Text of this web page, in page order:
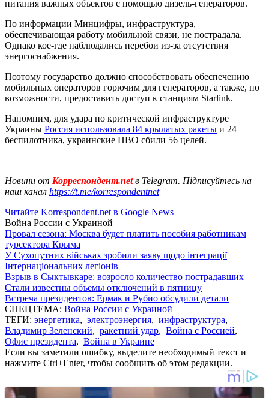
питания важных объектов с помощью дизель-генераторов.
По информации Минцифры, инфраструктура,
обеспечивающая работу мобильной связи, не пострадала.
Однако кое-где наблюдались перебои из-за отсутствия
энергоснабжения.
Поэтому государство должно способствовать обеспечению
мобильных операторов горючим для генераторов, а также, по
возможности, предоставить доступ к станциям Starlink.
Напомним, для удара по критической инфраструктуре
Украины Россия использовала 84 крылатых ракеты и 24
беспилотника, украинские ПВО сбили 56 целей.
Новини от Корреспондент.netв Telegram. Підписуйтесь на
наш канал https://t.me/korrespondentnet
Читайте Korrespondent.net в Google News
Война России с Украиной
Провал сезона: Москва будет платить пособия работникам
турсектора Крыма
У Сухопутних військах зробили заяву щодо інтеграції
Інтернаціональних легіонів
Взрыв в Сыктывкаре: возросло количество пострадавших
Стали известны объемы отключений в пятницу
Встреча президентов: Ермак и Рубио обсудили детали
СПЕЦТЕМА: Война России с Украиной
ТЕГИ: энергетика, электроэнергия, инфраструктура,
Владимир Зеленский, ракетний удар, Война с Россией,
Офис президента, Война в Украине
Если вы заметили ошибку, выделите необходимый текст и
нажмите Ctrl+Enter, чтобы сообщить об этом редакции.